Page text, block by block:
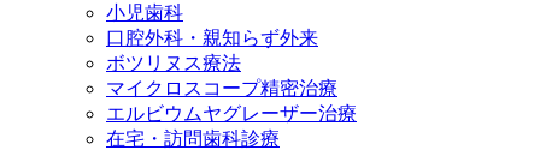
小児歯科
口腔外科・親知らず外来
ボツリヌス療法
マイクロスコープ精密治療
エルビウムヤグレーザー治療
在宅・訪問歯科診療